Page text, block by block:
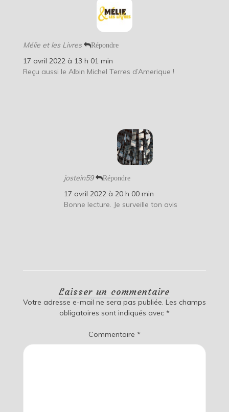
Mélie et les Livres Répondre
17 avril 2022 à 13 h 01 min
Reçu aussi le Albin Michel Terres d’Amerique !
jostein59 Répondre
17 avril 2022 à 20 h 00 min
Bonne lecture. Je surveille ton avis
Laisser un commentaire
Votre adresse e-mail ne sera pas publiée. Les champs
obligatoires sont indiqués avec *
Commentaire *